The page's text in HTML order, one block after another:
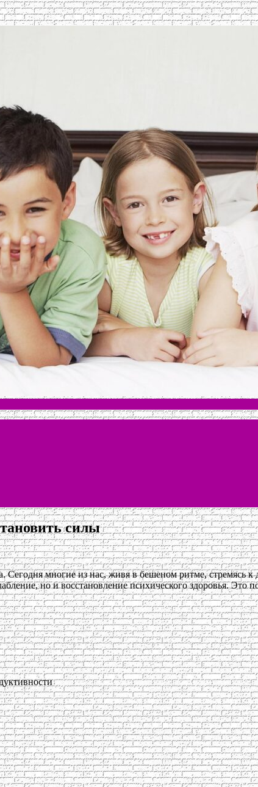
силы
многие из нас, живя в бешеном ритме, стремясь
но и восстановление психического здоровья. Это